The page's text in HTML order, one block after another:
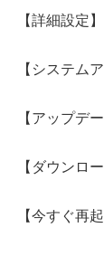
【詳細設定
【システム
【アップデ
【ダウンロ
【今すぐ再